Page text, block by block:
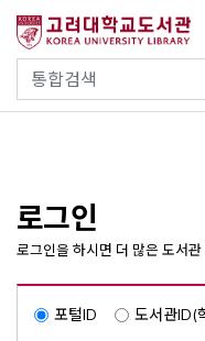
건
통합검색
사이트내 검색
로그인
로그인을 하시면 더 많은 도서
포털ID 도서관ID(